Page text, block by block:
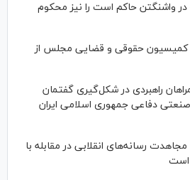
واشنگتن حاکم است را نیز محکوم
کمیسیون حقوقی و قضایی مجلس از
راهبردی در شکل‌گیری گفتمان
دفاعی جمهوری اسلامی ایران
رسانه‌های انقلابی در مقابله با
است